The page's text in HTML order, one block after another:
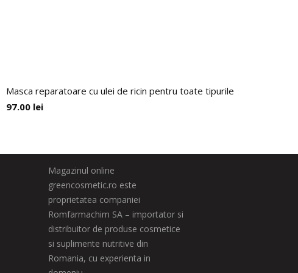
Masca reparatoare cu ulei de ricin pentru toate tipurile de par,
97.00 lei
Magazinul online
greencosmetic.ro este
proprietatea companiei
Romfarmachim SA – importator si
distribuitor de produse cosmetice
si suplimente nutritive din
Romania, cu experienta in